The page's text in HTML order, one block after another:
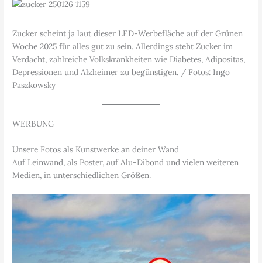
Zucker scheint ja laut dieser LED-Werbefläche auf der Grünen
Woche 2025 für alles gut zu sein. Allerdings steht Zucker im
Verdacht, zahlreiche Volkskrankheiten wie Diabetes, Adipositas,
Depressionen und Alzheimer zu begünstigen. / Fotos: Ingo
Paszkowsky
WERBUNG
Unsere Fotos als Kunstwerke an deiner Wand
Auf Leinwand, als Poster, auf Alu-Dibond und vielen weiteren
Medien, in unterschiedlichen Größen.